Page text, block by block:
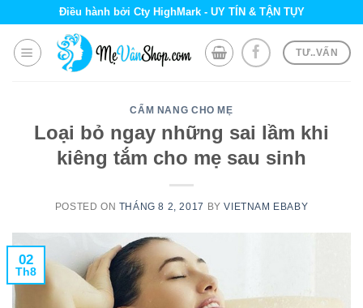
content
Điều hành bởi Cty HighMark - UY TÍN & TẬN TỤY
TƯ..VẤN
CẨM NANG CHO MẸ
Loại bỏ ngay những sai lầm khi
kiêng tắm cho mẹ sau sinh
POSTED ON THÁNG 8 2, 2017 BYVIETNAM EBABY
02
Th8